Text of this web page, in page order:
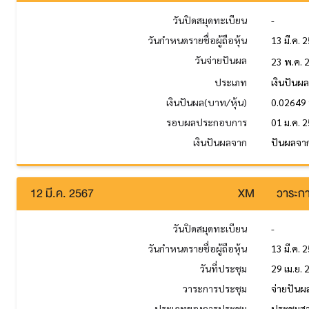
วันปิดสมุดทะเบียน
-
วันกำหนดรายชื่อผู้ถือหุ้น
13 มี.ค.
วันจ่ายปันผล
23 พ.ค.
ประเภท
เงินปันผล
เงินปันผล(บาท/หุ้น)
รอบผลประกอบการ
01 ม.ค.
เงินปันผลจาก
ปันผลจา
12 มี.ค. 2567 XM วาระ
วันปิดสมุดทะเบียน
-
วันกำหนดรายชื่อผู้ถือหุ้น
13 มี.ค.
วันที่ประชุม
29 เม.ย.
วาระการประชุม
จ่ายปันผ